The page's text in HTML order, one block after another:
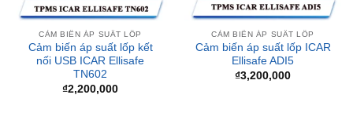
Cảm biến áp suất lốp kết
nối USB ICAR Ellisafe
TN602
₫2,200,000
Cảm biến áp suất lốp ICAR
Ellisafe ADI5
₫3,200,000